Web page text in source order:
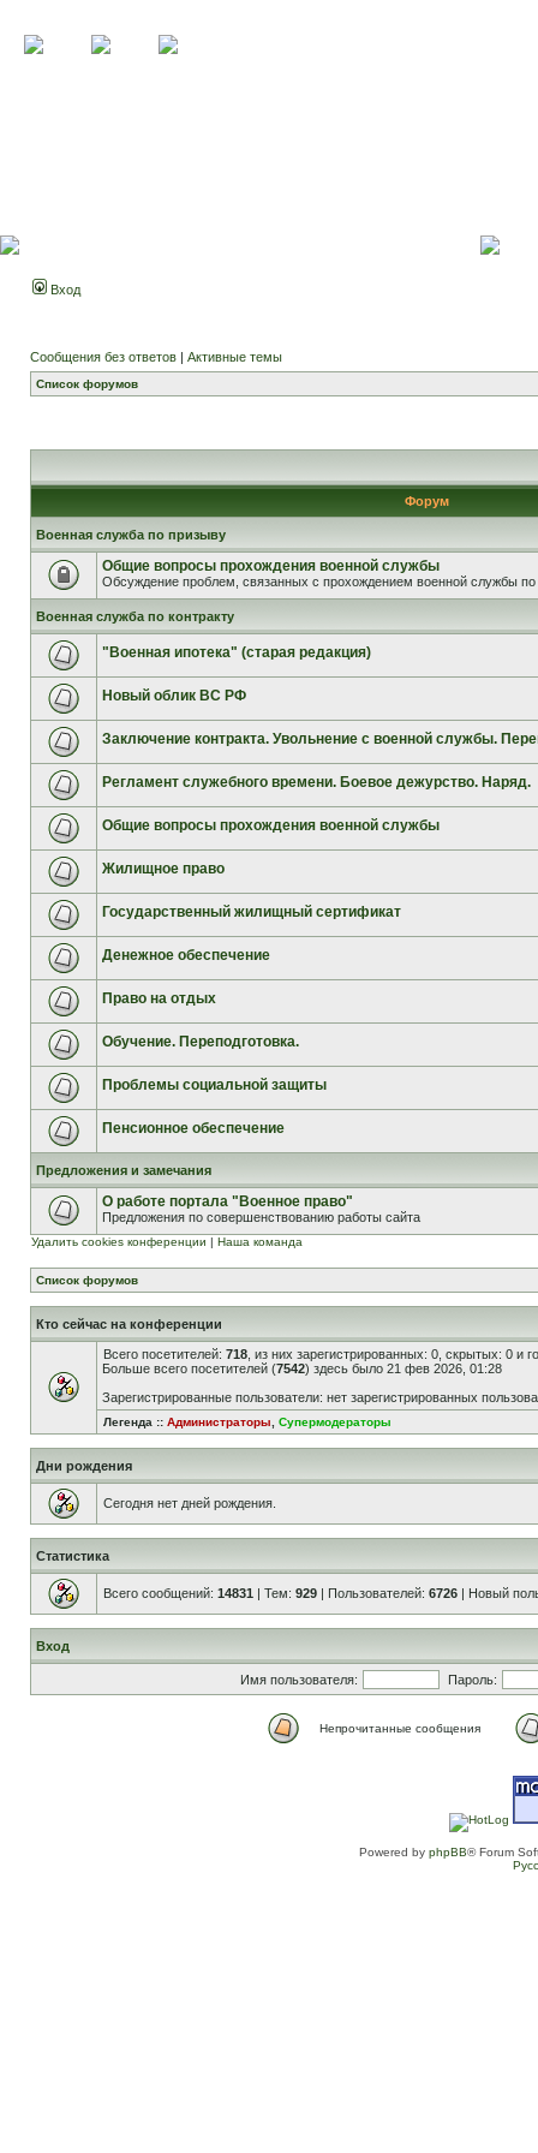
Вход
Сообщения без ответов | Активные темы
Список форумов
Форум
Военная служба по призыву
Общие вопросы прохождения военной службы
Обсуждение проблем, связанных с прохождением военной службы по
Военная служба по контракту
"Военная ипотека" (старая редакция)
Новый облик ВС РФ
Заключение контракта. Увольнение с военной службы.
Регламент служебного времени. Боевое дежурство. Наряд.
Общие вопросы прохождения военной службы
Жилищное право
Государственный жилищный сертификат
Денежное обеспечение
Право на отдых
Обучение. Переподготовка.
Проблемы социальной защиты
Пенсионное обеспечение
Предложения и замечания
О работе портала "Военное право"
Предложения по совершенствованию работы сайта
Удалить cookies конференции | Наша команда
Список форумов
Кто сейчас на конференции
Всего посетителей: 718 , из них зарегистрированных: 0, скрытых: 0 и
Больше всего посетителей (7542) здесь было 21 фев 2026, 01:28
Зарегистрированные пользователи: нет зарегистрированных
Легенда :: Администраторы Супермодераторы
Дни рождения
Сегодня нет дней рождения.
Статистика
Всего сообщений: 14831 | Тем: 929 | Пользователей: 6726 | Новый
Вход
Имя пользователя: Пароль:
Непрочитанные сообщения
Powered by phpBB® Forum